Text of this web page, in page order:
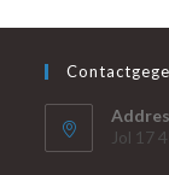
Jol 17